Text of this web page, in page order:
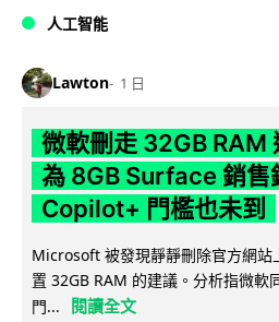
人工智能
Lawton 1 日
微軟刪走 32GB RAM
為 8GB Surface 銷售
Copilot+ 門檻也未到
Microsoft 被發現靜靜刪除官方網站
置 32GB RAM 的建議。分析指微軟
門...
閱讀全文